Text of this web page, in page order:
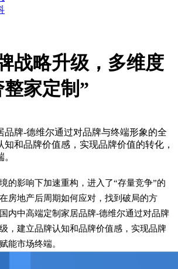
战略升级，多维度
家定制”
品牌-德维尔通过对品牌与终端形象的全
和品牌价值感，实现品牌价值的转化，
的影响下加速重构，进入了“存量竞争”的
房地产后周期如何应对，找到破局的方
内中高端定制家居品牌-德维尔通过对品牌
，建立品牌认知和品牌价值感，实现品牌
能市场终端。